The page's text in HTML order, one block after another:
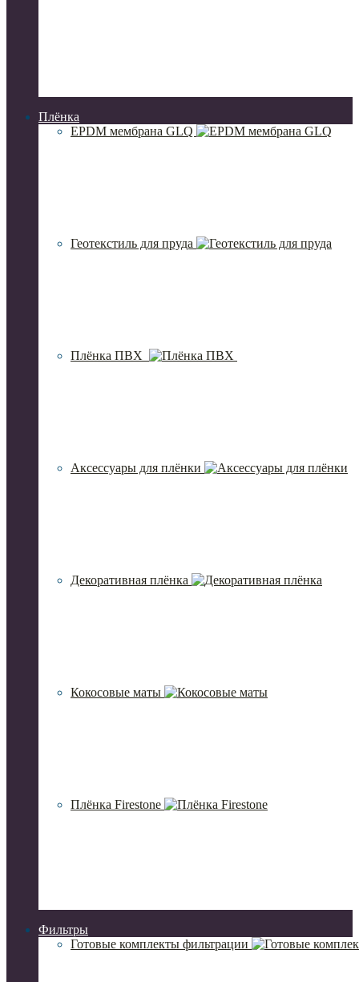
Плёнка
EPDM мембрана GLQ
Геотекстиль для пруда
Плёнка ПВХ
Аксессуары для плёнки
Декоративная плёнка
Кокосовые маты
Плёнка Firestone
Фильтры
Готовые комплекты фильтрации